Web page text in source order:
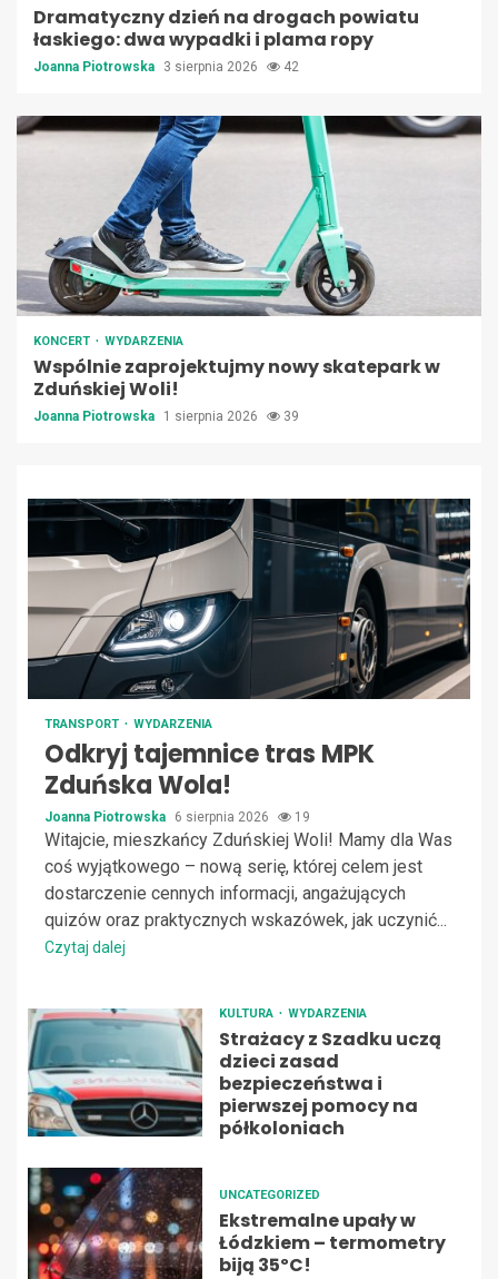
Dramatyczny dzień na drogach powiatu
łaskiego: dwa wypadki i plama ropy
Joanna Piotrowska 3 sierpnia 2026 42
KONCERT WYDARZENIA
Wspólnie zaprojektujmy nowy skatepark w
Zduńskiej Woli!
Joanna Piotrowska 1 sierpnia 2026 39
TRANSPORT WYDARZENIA
Odkryj tajemnice tras MPK
Zduńska Wola!
Joanna Piotrowska 6 sierpnia 2026 19
Witajcie, mieszkańcy Zduńskiej Woli! Mamy dla Was
coś wyjątkowego – nową serię, której celem jest
dostarczenie cennych informacji, angażujących
quizów oraz praktycznych wskazówek, jak uczynić...
Czytaj dalej
KULTURA WYDARZENIA
Strażacy z Szadku uczą
dzieci zasad
bezpieczeństwa i
pierwszej pomocy na
półkoloniach
UNCATEGORIZED
Ekstremalne upały w
Łódzkiem – termometry
biją 35ºC!